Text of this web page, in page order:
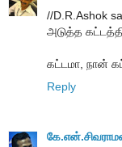
//D.R.Ashok
அடுத்த
கட்டமா, நான்
Reply